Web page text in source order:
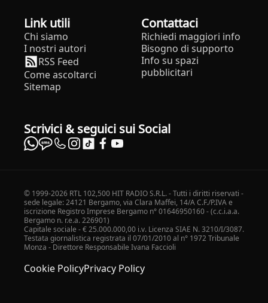
Link utili
Chi siamo
I nostri autori
RSS Feed
Come ascoltarci
Sitemap
Contattaci
Richiedi maggiori info
Bisogno di supporto
Info su spazi
pubblicitari
Scrivici & seguici sui Social
© 1999-2026 RTL 102,500 HIT RADIO S.R.L. - Tutti i diritti riservati -
sede legale: 24121 Bergamo, via Clara Maffei, 14/A C.F./P.IVA e
iscrizione Registro Imprese Bergamo n° 01646950160 - (c.c.i.a.a.
Bergamo n. r.e.a. 226901)
Capitale sociale - € 25.000.000,00 i.v. Licenza SIAE N. 3210/I/3087.
Testata giornalistica registrata il 07/01/2010 al n° 1972 Tribunale
Monza - Direttore Responsabile Ivana Faccioli
Cookie PolicyPrivacy Policy